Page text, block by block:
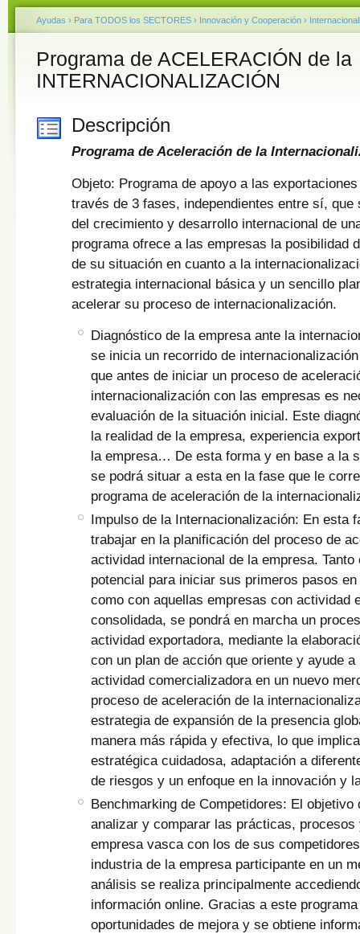
Ayudas › Para TODOS los SECTORES › Innovación y Cooperación ›
Programa de ACELERACIÓN de la
INTERNACIONALIZACIÓN
Descripción
Programa de Aceleración de la
Objeto: Programa de apoyo a las
través de 3 fases, independientes entre sí, que
del crecimiento y desarrollo internacional de
programa ofrece a las empresas la posibilidad
de su situación en cuanto a la
estrategia internacional básica y un sencillo
acelerar su proceso de internacionalización.
Diagnóstico de la empresa ante la
se inicia un recorrido de
que antes de iniciar un proceso de
internacionalización con las empresas es
evaluación de la situación inicial. Este
la realidad de la empresa, experiencia
la empresa… De esta forma y en base a la
se podrá situar a esta en la fase que le
programa de aceleración de la
Impulso de la Internacionalización: En esta
trabajar en la planificación del proceso de
actividad internacional de la empresa.
potencial para iniciar sus primeros pasos
como con aquellas empresas con actividad
consolidada, se pondrá en marcha un
actividad exportadora, mediante la
con un plan de acción que oriente y ayude
actividad comercializadora en un nuevo
proceso de aceleración de la
estrategia de expansión de la presencia
manera más rápida y efectiva, lo que
estratégica cuidadosa, adaptación a
de riesgos y un enfoque en la innovación y
Benchmarking de Competidores: El objetivo
analizar y comparar las prácticas, procesos
empresa vasca con los de sus
industria de la empresa participante en un
análisis se realiza principalmente
información online. Gracias a este
oportunidades de mejora y se obtiene